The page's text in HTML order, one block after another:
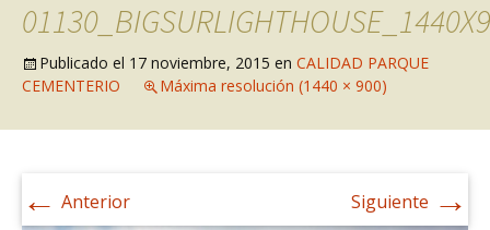
Publicado el 17 noviembre, 2015 en CALIDAD PARQUE
CEMENTERIO
Máxima resolución (1440 × 900)
← Anterior Siguiente →